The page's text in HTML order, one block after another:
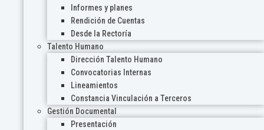
Informes y planes
Rendición de Cuentas
Desde la Rectoría
Talento Humano
Dirección Talento Humano
Convocatorias Internas
Lineamientos
Constancia Vinculación a Terceros
Gestión Documental
Presentación